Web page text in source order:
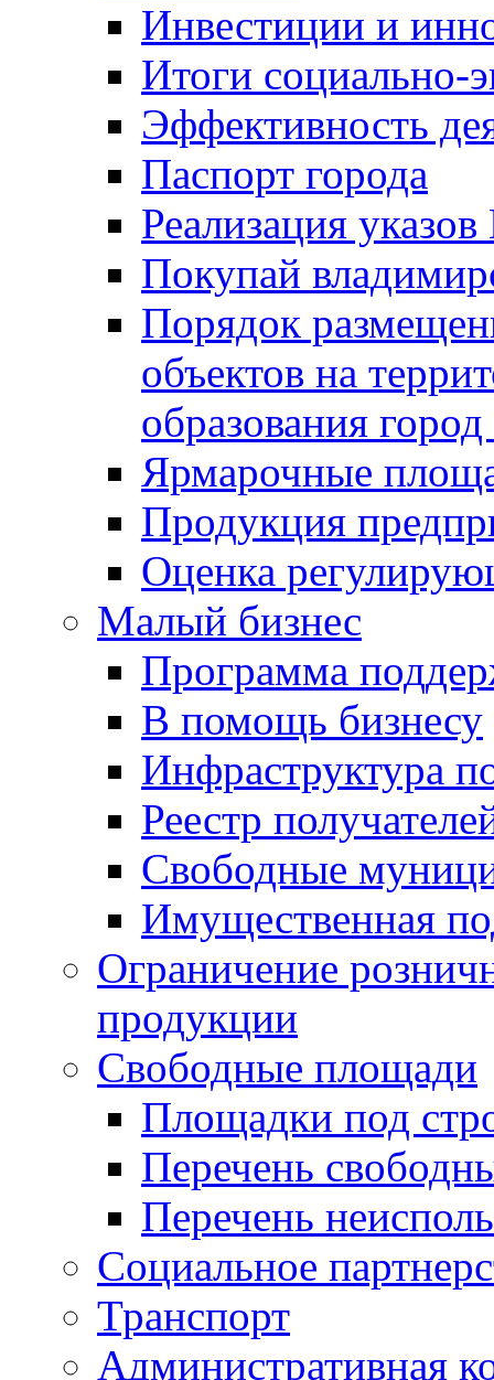
Инвестиции и
Итоги социально-
Эффективность
Паспорт города
Реализация
Покупай
Порядок
объектов на
образования
Ярмарочные
Продукция
Оценка
Малый бизнес
Программа
В помощь бизнесу
Инфраструктура
Реестр
Свободные
Имущественная
Ограничение
продукции
Свободные площади
Площадки под
Перечень
Перечень
Социальное
Транспорт
Административная